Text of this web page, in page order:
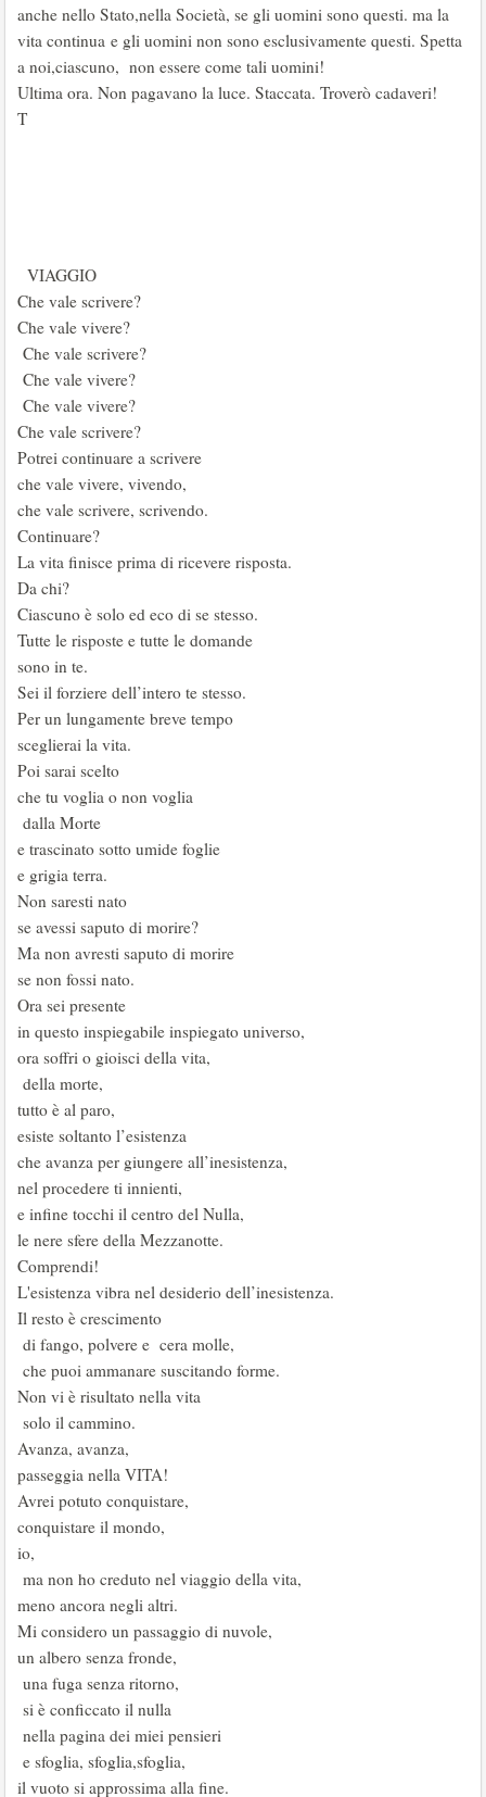
anche nello Stato,nella Società, se gli uomini sono questi. ma la
vita continua e gli uomini non sono esclusivamente questi. Spetta
a noi,ciascuno, non essere come tali uomini!
Ultima ora. Non pagavano la luce. Staccata. Troverò cadaveri!
T
VIAGGIO
Che vale scrivere?
Che vale vivere?
Che vale scrivere?
Che vale vivere?
Che vale vivere?
Che vale scrivere?
Potrei continuare a scrivere
che vale vivere, vivendo,
che vale scrivere, scrivendo.
Continuare?
La vita finisce prima di ricevere risposta.
Da chi?
Ciascuno è solo ed eco di se stesso.
Tutte le risposte e tutte le domande
sono in te.
Sei il forziere dell’intero te stesso.
Per un lungamente breve tempo
sceglierai la vita.
Poi sarai scelto
che tu voglia o non voglia
dalla Morte
e trascinato sotto umide foglie
e grigia terra.
Non saresti nato
se avessi saputo di morire?
Ma non avresti saputo di morire
se non fossi nato.
Ora sei presente
in questo inspiegabile inspiegato universo,
ora soffri o gioisci della vita,
della morte,
tutto è al paro,
esiste soltanto l’esistenza
che avanza per giungere all’inesistenza,
nel procedere ti innienti,
e infine tocchi il centro del Nulla,
le nere sfere della Mezzanotte.
Comprendi!
L'esistenza vibra nel desiderio dell’inesistenza.
Il resto è crescimento
di fango, polvere e cera molle,
che puoi ammanare suscitando forme.
Non vi è risultato nella vita
solo il cammino.
Avanza, avanza,
passeggia nella VITA!
Avrei potuto conquistare,
conquistare il mondo,
io,
ma non ho creduto nel viaggio della vita,
meno ancora negli altri.
Mi considero un passaggio di nuvole,
un albero senza fronde,
una fuga senza ritorno,
si è conficcato il nulla
nella pagina dei miei pensieri
e sfoglia, sfoglia,sfoglia,
il vuoto si approssima alla fine.